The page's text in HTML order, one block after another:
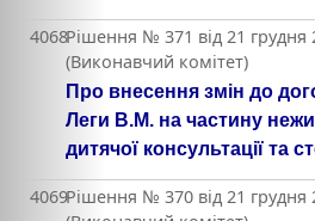
4068Рішення № 371 від 21 грудня
(Виконавчий комітет)
Про внесення змін до
Леги В.М. на частину
дитячої консультації та
4069Рішення № 370 від 21 грудня